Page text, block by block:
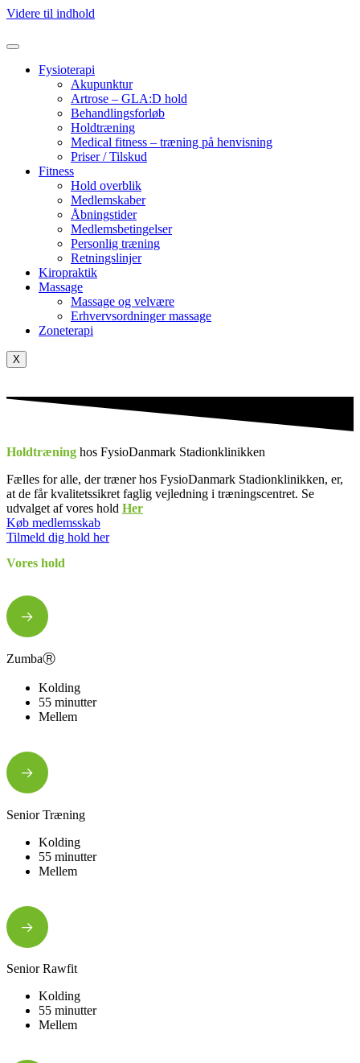
Videre til indhold
Fysioterapi
Akupunktur
Artrose – GLA:D hold
Behandlingsforløb
Holdtræning
Medical fitness – træning på henvisning
Priser / Tilskud
Fitness
Hold overblik
Medlemskaber
Åbningstider
Medlemsbetingelser
Personlig træning
Retningslinjer
Kiropraktik
Massage
Massage og velvære
Erhvervsordninger massage
Zoneterapi
X
Holdtræning hos FysioDanmark Stadionklinikken
Fælles for alle, der træner hos FysioDanmark Stadionklinikken, er,
at de får kvalitetssikret faglig vejledning i træningscentret. Se
udvalget af vores hold Her
Køb medlemsskab
Tilmeld dig hold her
Vores hold
ZumbaⓇ
Kolding
55 minutter
Mellem
Senior Træning
Kolding
55 minutter
Mellem
Senior Rawfit
Kolding
55 minutter
Mellem